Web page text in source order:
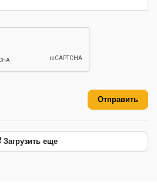
Отправить
Загрузить еще